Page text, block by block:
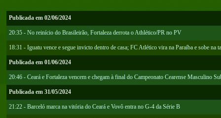
Publicada em 02/06/2024
20:35 - No reinício do Brasileirão, Fortaleza derrota o Athlético/PR no PV
18:31 - Iguatu vence e segue invicto dentro de casa; FC Atlético vira na Paraíba e sobe na
Publicada em 01/06/2024
20:46 - Ceará e Fortaleza vencem e chegam à final do Campeonato Cearense Masculino
Publicada em 31/05/2024
21:22 - Barceló marca na vitória do Ceará e Vovô entra no G-4 da Série B